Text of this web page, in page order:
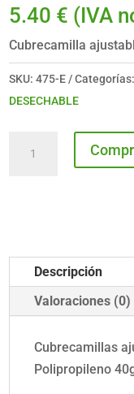
5.40 € (IVA
Cubrecamilla
SKU: 475-E Categorías:
DESECHABLE
cantidadDescripción
Valoraciones (0)
Cubrecamillas
Polipropileno